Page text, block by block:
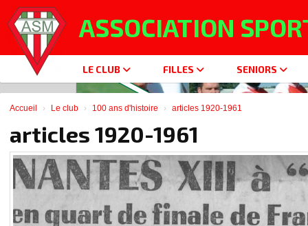
ASSOCIATION
LE CLUB FILLES SENIORS
Accueil Le club 100 ans d'histoire articles 1920-1961
articles 1920-1961
Panneau de gestion des cookies